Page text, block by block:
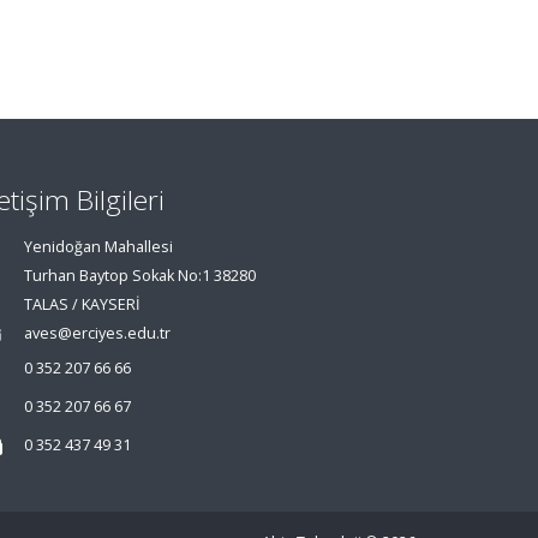
Bilgileri
Yenidoğan Mahallesi
Turhan Baytop Sokak No:1 38280
TALAS / KAYSERİ
aves@erciyes.edu.tr
0 352 207 66 66
0 352 207 66 67
0 352 437 49 31